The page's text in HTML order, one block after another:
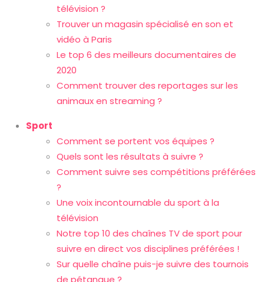
télévision ?
Trouver un magasin spécialisé en son et
vidéo à Paris
Le top 6 des meilleurs documentaires de
2020
Comment trouver des reportages sur les
animaux en streaming ?
Sport
Comment se portent vos équipes ?
Quels sont les résultats à suivre ?
Comment suivre ses compétitions préférées
?
Une voix incontournable du sport à la
télévision
Notre top 10 des chaînes TV de sport pour
suivre en direct vos disciplines préférées !
Sur quelle chaîne puis-je suivre des tournois
de pétanque ?